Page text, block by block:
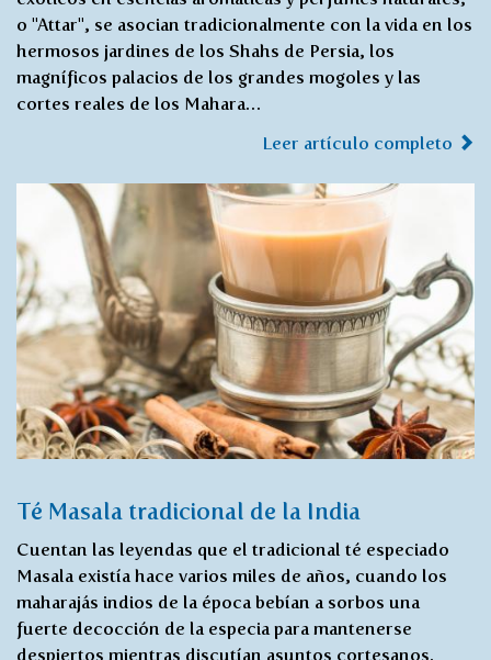
o "Attar", se asocian tradicionalmente con la vida en los
hermosos jardines de los Shahs de Persia, los
magníficos palacios de los grandes mogoles y las
cortes reales de los Mahara…
Leer artículo completo
Té Masala tradicional de la India
Cuentan las leyendas que el tradicional té especiado
Masala existía hace varios miles de años, cuando los
maharajás indios de la época bebían a sorbos una
fuerte decocción de la especia para mantenerse
despiertos mientras discutían asuntos cortesanos.